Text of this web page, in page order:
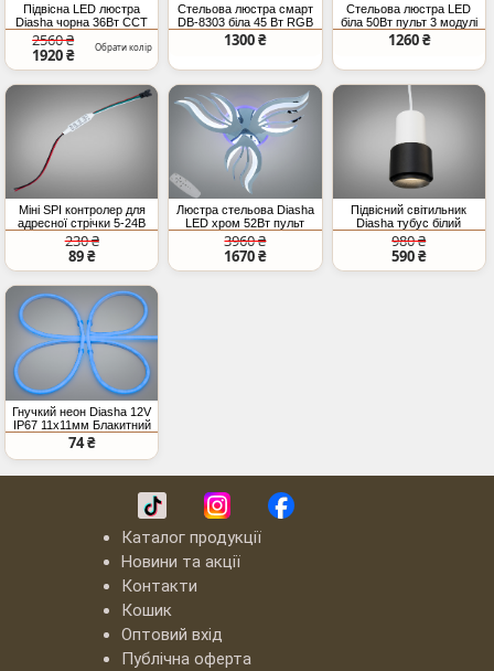
Підвісна LED люстра
Diasha чорна 36Вт CCT
2560 ₴
1920 ₴ Обрати колір
Стельова люстра смарт
DB-8303 біла 45 Вт RGB
Bluetooth колонка TUYA
пульт
1300 ₴
Стельова люстра LED
біла 50Вт пульт 3 модулі
1260 ₴
Міні SPI контролер для
адресної стрічки 5-24В
230 ₴
89 ₴
Люстра стельова Diasha
LED хром 52Вт пульт
3960 ₴
1670 ₴
Підвісний світильник
Diasha тубус білий
чорний GU10
980 ₴
590 ₴
Гнучкий неон Diasha 12V
IP67 11x11мм Блакитний
74 ₴
Каталог продукції
Новини та акції
Контакти
Кошик
Оптовий вхід
Публічна оферта